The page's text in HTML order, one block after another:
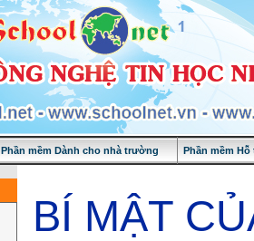
Phần mềm Dành cho nhà trường Phần mềm
BÍ MẬT